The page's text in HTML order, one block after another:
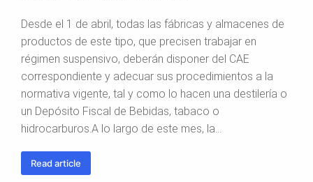
Desde el 1 de abril, todas las fábricas y almacenes de
productos de este tipo, que precisen trabajar en
régimen suspensivo, deberán disponer del CAE
correspondiente y adecuar sus procedimientos a la
normativa vigente, tal y como lo hacen una destilería o
un Depósito Fiscal de Bebidas, tabaco o
hidrocarburos.A lo largo de este mes, la…
Read article